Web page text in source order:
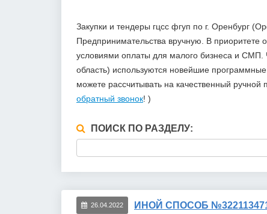
Закупки и тендеры гцсс фгуп по г. Оренбург
Предпринимательства вручную. В
условиями оплаты для малого бизнеса и СМП.
область) используются новейшие
можете рассчитывать на качественный
обратный звонок! )
ПОИСК ПО РАЗДЕЛУ:
26.04.2022 ИНОЙ СПОСОБ